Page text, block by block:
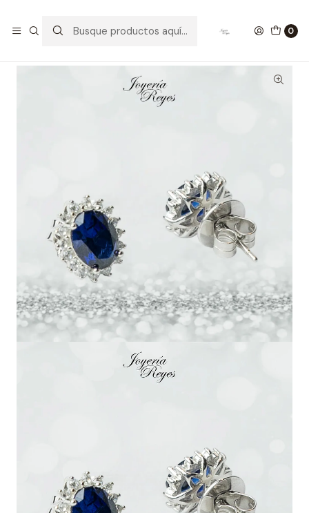
0
Aros plata rodinada ley 925 circones Zafiro Azul